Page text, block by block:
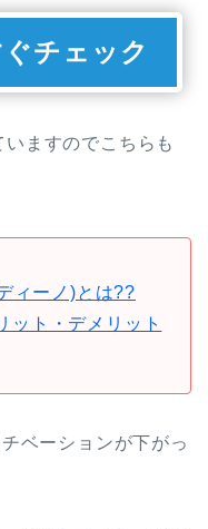
チェック
ますのでこちらも
ィーノ)とは??
ット・デメリット
ベーションが下がっ